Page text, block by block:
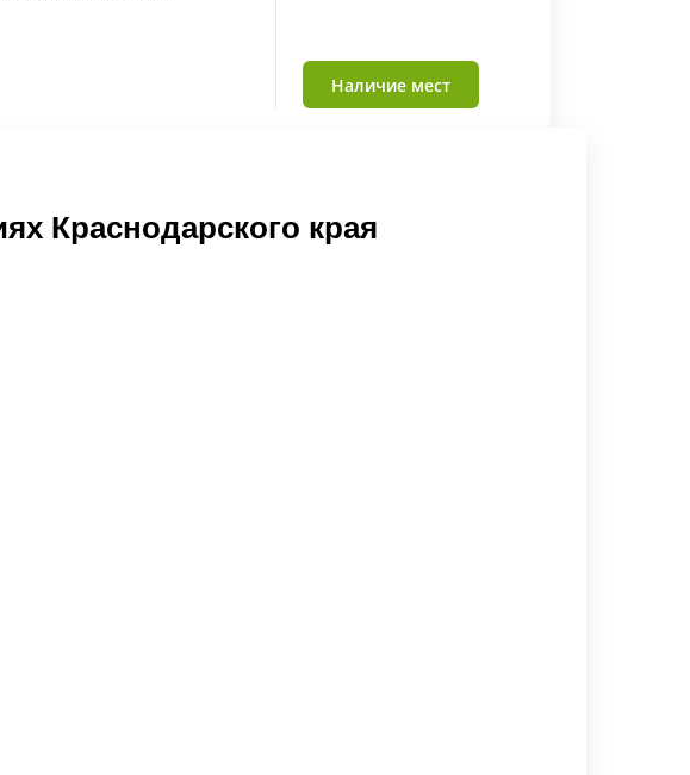
Наличие мест
Краснодарского края